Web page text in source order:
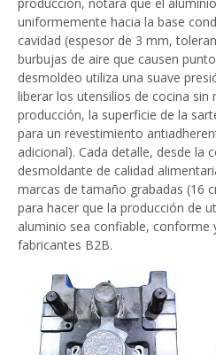
uniformemente hacia la base
cavidad (espesor de 3 mm,
burbujas de aire que causen
desmoldeo utiliza una suave
liberar los utensilios de cocina sin
producción, la superficie de la
para un revestimiento
adicional). Cada detalle, desde la
desmoldante de calidad
marcas de tamaño grabadas (16
para hacer que la producción de
aluminio sea confiable, conforme
fabricantes B2B.